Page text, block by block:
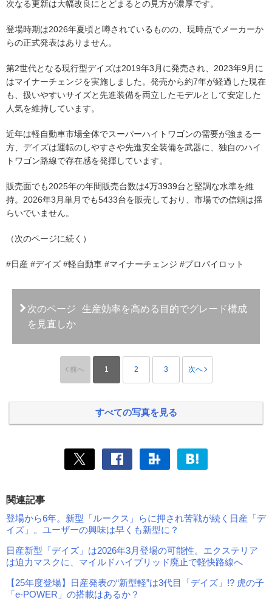
次なる更新は大幅改良にとどまるとの見方が濃厚です。
登場時期は2026年夏頃と噂されているものの、現時点でメーカーか
らの正式発表はありません。
第2世代となる現行型デイズは2019年3月に発売され、2023年9月に
はマイナーチェンジを実施しました。発売から約7年が経過した現在
も、扱いやすいサイズと先進装備を両立したモデルとして安定した
人気を維持しています。
近年は軽自動車市場全体でスーパーハイトワゴンの需要が強まる一
方、デイズは運転のしやすさや先進安全装備を武器に、独自のハイ
トワゴン路線で存在感を発揮しています。
販売面でも2025年の年間販売台数は4万3939台と堅調な水準を維
持。2026年3月単月でも5433台を販売しており、市場での信頼は揺
らいでいません。
（次のページに続く）
#日産 #デイズ #軽自動車 #マイナーチェンジ #プロパイロット
次のページ
生産効率を高める目的でグレード構成
を見直しか
前へ 1 2 3 次へ
すべての写真を見る
関連記事
登場から6年。新型「ルークス」らに押され苦戦が続く日産「デ
イズ」。ユーザーの興味は早くも新型に？
日産新型「デイズ」は2026年3月登場の可能性。エクステリア
は迫力マスクに、マイルドハイブリッド廃止で軽快路線へ
【25年度登場】日産発表の“新型軽”は3代目「デイズ」!? 虎の子
「e-POWER」の搭載はあるか？